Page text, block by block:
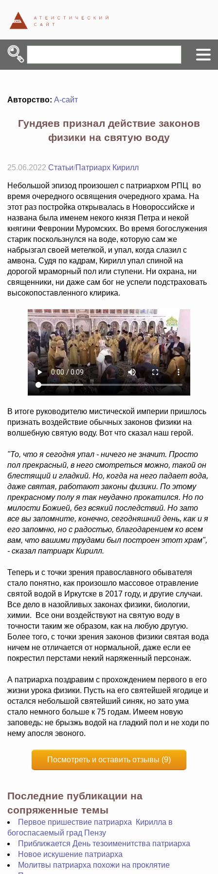
Авторство: А-сайт
Гундяев признал действие законов
физики на святую воду
25.06.2022 Статьи/Патриарх Кирилл
Небольшой эпизод произошел с патриархом РПЦ во
время очередного освящения очередного храма. На
этот раз постройка открывалась в Новороссийске и
названа была именем некого князя Петра и некой
княгини Февронии Муромских. Во время богослужения
старик поскользнулся на воде, которую сам же
набрызгал своей метелкой, и упал, когда слазил с
амвона. Судя по кадрам, Кирилл упал спиной на
дорогой мраморный пол или ступени. Ни охрана, ни
священники, ни даже сам бог не успели подстраховать
высокопоставленного клирика.
В итоге руководителю мистической империи пришлось
признать воздействие обычных законов физики на
волшебную святую воду. Вот что сказал наш герой.
"То, что я сегодня упал - ничего не значит. Просто
пол прекрасный, в него смотреться можно, такой он
блестящий и гладкий. Но, когда на него падает вода,
даже святая, работают законы физики. По этому
прекрасному полу я так неудачно прокатился. Но по
милости Божией, без всякий последствий. Но зато
все вы запомните, конечно, сегодняшний день, как и я
его запомню, но с радостью, благодарением ко всем
вам, что вашими трудами был построен этот храм",
- сказал патриарх Кирилл.
Теперь и с точки зрения православного обывателя
стало понятно, как произошло массовое отравление
святой водой в Иркутске в 2017 году, и другие случаи.
Все дело в назойливых законах физики, биологии,
химии. Все они воздействуют на святую воду в
точности таким же образом, как на любую другую.
Более того, с точки зрения законов физики святая вода
ничем не отличается от нормальной, даже если ее
покрестил перстами некий наряженный персонаж.
А патриарха поздравим с прохождением первого в его
жизни урока физики. Пусть на его святейшей ягодице и
остался небольшой святейший синяк, но зато ума
стало немного больше к 75 годам. Имеем новую
заповедь: не брызжь водой на гладкий пол и не ходи по
нему апосля эвоного.
Посмотреть и оставить отзывы (9)
Последние публикации на
сопряженные темы
Первое пришествие патриарха Кирилла в
богоспасаемый град Пензу
Приближается День тезоименитства патриарха
Новое искушение патриарха
Молитвы патриарха похожи на проклятие